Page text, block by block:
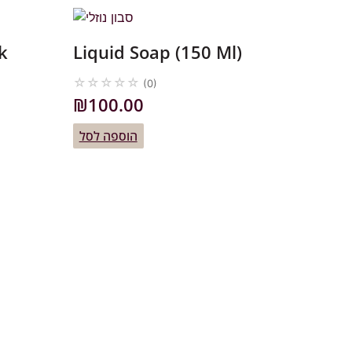
Liquid Soap (150 Ml)
☆ ☆ ☆ ☆ ☆ (0)
₪100.00
הוספה לסל